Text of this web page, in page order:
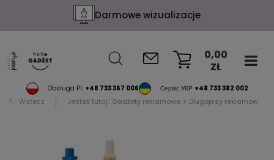
Darmowe wizualizacje
Obsługa PL +48 733 367 006 Сервіс УКР +48 733 382 002
0,00
ZŁ
Wstecz Jesteś tutaj: Gadżety reklamowe Długopisy reklamowe